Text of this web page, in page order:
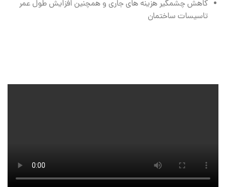
کاهش چشمگیر هزینه های جاری و همچنین افزایش طول عمر
تاسیسات ساختمان